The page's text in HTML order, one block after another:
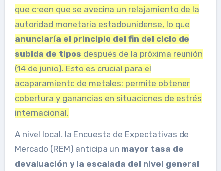
que creen que se avecina un relajamiento de la
autoridad monetaria estadounidense, lo que
anunciaría el principio del fin del ciclo de
subida de tipos después de la próxima reunión
(14 de junio). Esto es crucial para el
acaparamiento de metales: permite obtener
cobertura y ganancias en situaciones de estrés
internacional.
A nivel local, la Encuesta de Expectativas de
Mercado (REM) anticipa un mayor tasa de
devaluación y la escalada del nivel general